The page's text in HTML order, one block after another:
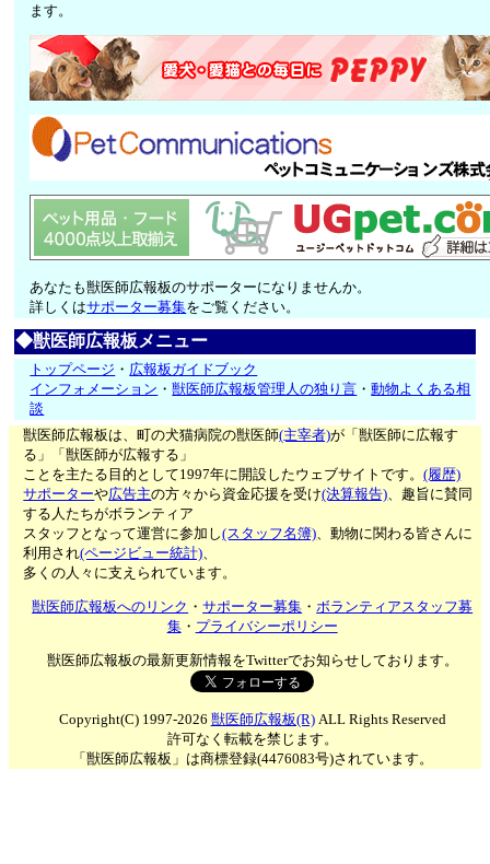
ます。
あなたも獣医師広報板のサポーターになりませんか。
詳しくはサポーター募集をご覧ください。
◆獣医師広報板メニュー
トップページ ・ 広報板ガイドブック
インフォメーション ・獣医師広報板管理人の独り言 ・動物よくある相
談
獣医師広報板は、町の犬猫病院の獣医師(主宰者)が「獣医師に広報す
る」「獣医師が広報する」
ことを主たる目的として1997年に開設したウェブサイトです。(履歴)
サポーターや広告主の方々から資金応援を受け(決算報告)、趣旨に賛同
する人たちがボランティア
スタッフとなって運営に参加し(スタッフ名簿)、動物に関わる皆さんに
利用され(ページビュー統計)、
多くの人々に支えられています。
獣医師広報板へのリンク ・サポーター募集 ・ボランティアスタッフ募
集・ プライバシーポリシー
獣医師広報板の最新更新情報をTwitterでお知らせしております。
Copyright(C) 1997-2026 獣医師広報板(R)ALL Rights Reserved
許可なく転載を禁じます。
「獣医師広報板」は商標登録(4476083号)されています。